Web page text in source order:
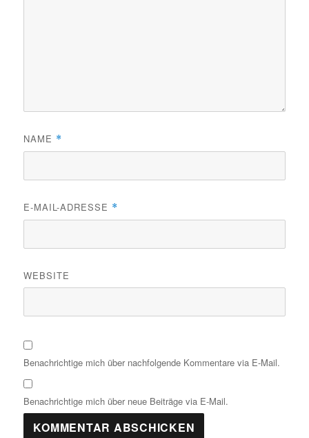
NAME *
E-MAIL-ADRESSE *
WEBSITE
Benachrichtige mich über nachfolgende Kommentare via E-Mail.
Benachrichtige mich über neue Beiträge via E-Mail.